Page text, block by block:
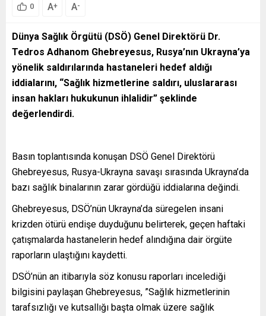
0 A+ A-
Dünya Sağlık Örgütü (DSÖ) Genel Direktörü Dr.
Tedros Adhanom Ghebreyesus, Rusya’nın Ukrayna’ya
yönelik saldırılarında hastaneleri hedef aldığı
iddialarını, “Sağlık hizmetlerine saldırı, uluslararası
insan hakları hukukunun ihlalidir” şeklinde
değerlendirdi.
Basın toplantısında konuşan DSÖ Genel Direktörü
Ghebreyesus, Rusya-Ukrayna savaşı sırasında Ukrayna’da
bazı sağlık binalarının zarar gördüğü iddialarına değindi.
Ghebreyesus, DSÖ’nün Ukrayna’da süregelen insani
krizden ötürü endişe duyduğunu belirterek, geçen haftaki
çatışmalarda hastanelerin hedef alındığına dair örgüte
raporların ulaştığını kaydetti.
DSÖ’nün an itibarıyla söz konusu raporları incelediği
bilgisini paylaşan Ghebreyesus, ”Sağlık hizmetlerinin
tarafsızlığı ve kutsallığı başta olmak üzere sağlık